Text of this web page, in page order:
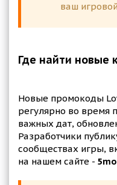
ваш
Где найти новые
Новые промокоды
регулярно во время
важных дат,
Разработчики
сообществах игры,
на нашем сайте -